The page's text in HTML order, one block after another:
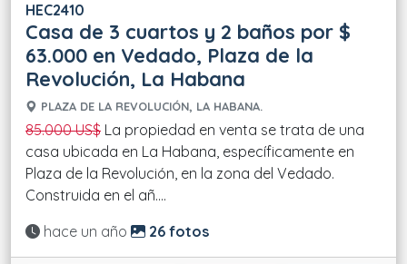
HEC2410
Casa de 3 cuartos y 2 baños por $
63.000 en Vedado, Plaza de la
Revolución, La Habana
PLAZA DE LA REVOLUCIÓN, LA HABANA.
85.000 US$ La propiedad en venta se trata de una
casa ubicada en La Habana, específicamente en
Plaza de la Revolución, en la zona del Vedado.
Construida en el añ....
Actualizado:
hace un año 26 fotos